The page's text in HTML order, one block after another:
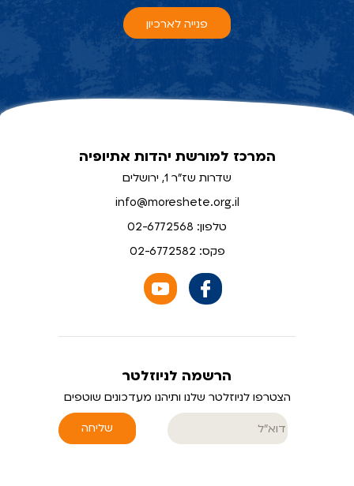
פנייה לארכיון
המרכז למורשת יהדות אתיופיה
שדרות שז"ר 1, ירושלים
info@moreshete.org.il
טלפון: 02-6772568
פקס: 02-6772582
הרשמה לניוזלטר
הצטרפו לניוזלטר שלנו ותיהנו מעדכונים שוטפים
שליחה